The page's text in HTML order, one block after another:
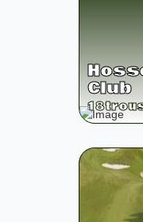
Club
18